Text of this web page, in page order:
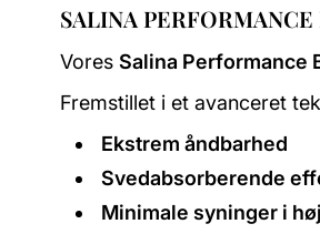
SALINA
Vores Salina Performance
Fremstillet i et avanceret
Ekstrem åndbarhed
Svedabsorberende
Minimale syninger i